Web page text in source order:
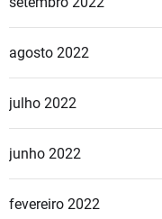
agosto 2022
julho 2022
junho 2022
fevereiro 2022